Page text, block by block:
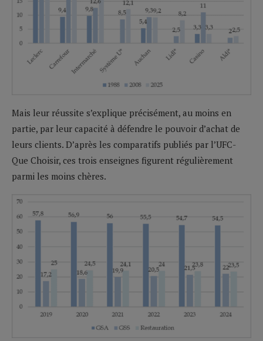
Mais leur réussite s’explique précisément, au moins en
partie, par leur capacité à défendre le pouvoir d’achat de
leurs clients. D’après les comparatifs publiés par l’UFC-
Que Choisir, ces trois enseignes figurent régulièrement
parmi les moins chères.